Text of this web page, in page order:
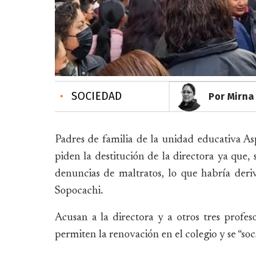
• SOCIEDAD Por Mirna
Padres de familia de la unidad educativa
piden la destitución de la directora ya que,
denuncias de maltratos, lo que habría
Sopocachi.
Acusan a la directora y a otros tres
permiten la renovación en el colegio y se